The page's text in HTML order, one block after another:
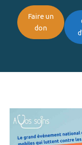
Faire un
don